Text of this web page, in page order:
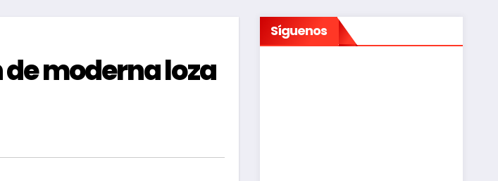
moderna loza
Síguenos